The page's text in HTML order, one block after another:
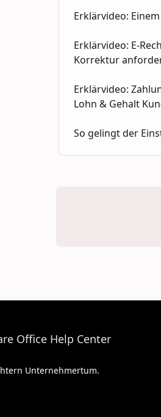
Erklärvideo:
Erklärvideo: E-
Korrektur
Erklärvideo:
Lohn & Gehalt
So gelingt der
Unternehmertum.